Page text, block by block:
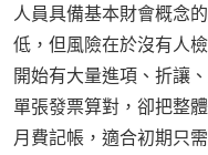
人員具備基本財會概念
低，但風險在於沒有人
開始有大量進項、折讓
單張發票算對，卻把整
月費記帳，適合初期只